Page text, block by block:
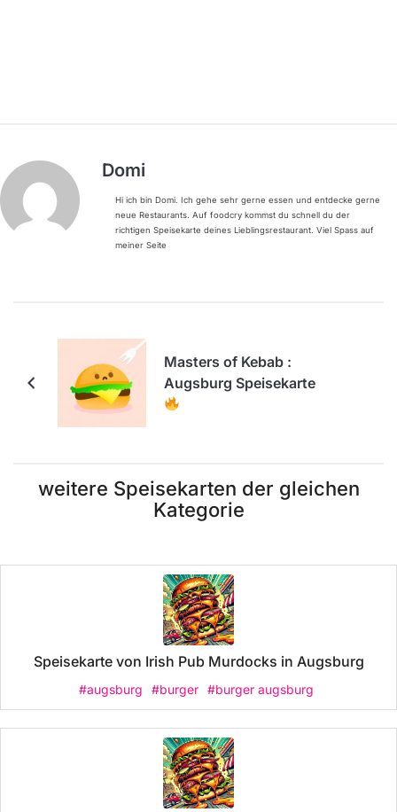
Domi
Hi ich bin Domi. Ich gehe sehr gerne essen und entdecke gerne
neue Restaurants. Auf foodcry kommst du schnell du der
richtigen Speisekarte deines Lieblingsrestaurant. Viel Spass auf
meiner Seite
Masters of Kebab :
Augsburg Speisekarte
weitere Speisekarten der gleichen
Kategorie
Speisekarte von Irish Pub Murdocks in Augsburg
#augsburg #burger #burger augsburg